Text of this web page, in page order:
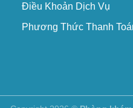
Điều Khoản Dịch Vụ
Phương Thức Thanh